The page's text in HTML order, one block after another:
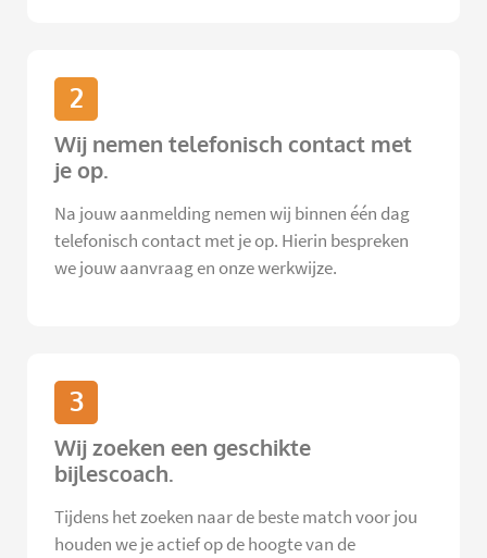
2
Wij nemen telefonisch contact met
je op.
Na jouw aanmelding nemen wij binnen één dag
telefonisch contact met je op. Hierin bespreken
we jouw aanvraag en onze werkwijze.
3
Wij zoeken een geschikte
bijlescoach.
Tijdens het zoeken naar de beste match voor jou
houden we je actief op de hoogte van de